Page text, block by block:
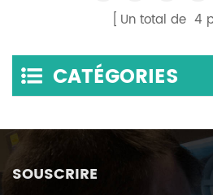
Un total de 4
CATÉGORIES
SOUSCRIRE